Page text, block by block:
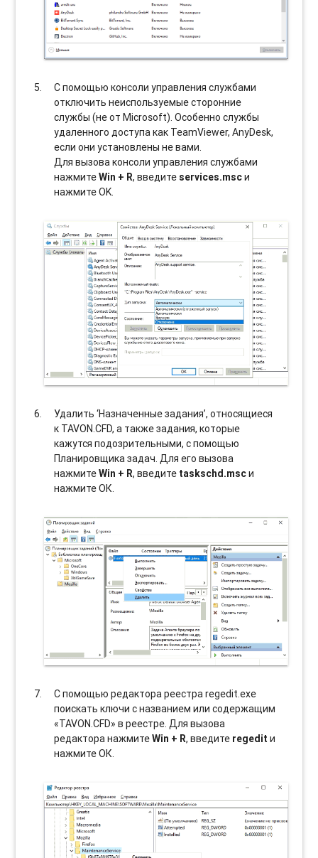
С помощью консоли управления службами
отключить неиспользуемые сторонние
службы (не от Microsoft). Особенно службы
удаленного доступа как TeamViewer, AnyDesk,
если они установлены не вами.
Для вызова консоли управления службами
нажмитеWin + R, введите services.mscи
нажмите OK.
Удалить ‘Назначенные задания’, относящиеся
к TAVON.CFD, а также задания, которые
кажутся подозрительными, с помощью
Планировщика задач. Для его вызова
нажмитеWin + R, введите taskschd.mscи
нажмите ОК.
С помощью редактора реестра regedit.exe
поискать ключи с названием или содержащим
«TAVON.CFD» в реестре. Для вызова
редактора нажмитеWin + R, введите regedit и
нажмите ОК.